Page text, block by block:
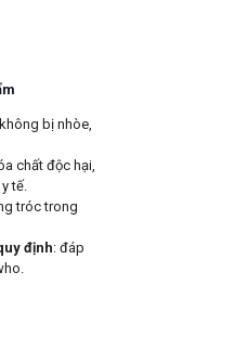
bị nhòe,
chất độc hại,
tế.
tróc trong
định: đáp